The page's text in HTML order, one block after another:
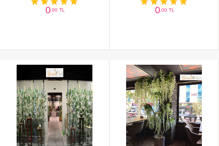
0,00 TL 0,00 TL